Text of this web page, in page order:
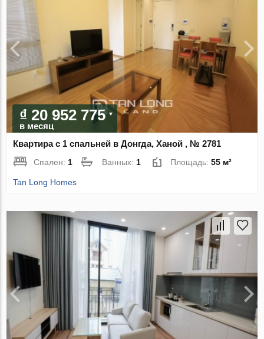
₫ 20 952 775
в месяц
Квартира с 1 спальней в Донгда, Ханой , № 2781
Спален:1 Ванных:1 Площадь:55 м²
Tan Long Homes